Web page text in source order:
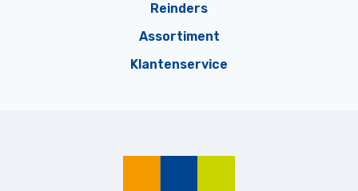
Reinders
Assortiment
Klantenservice